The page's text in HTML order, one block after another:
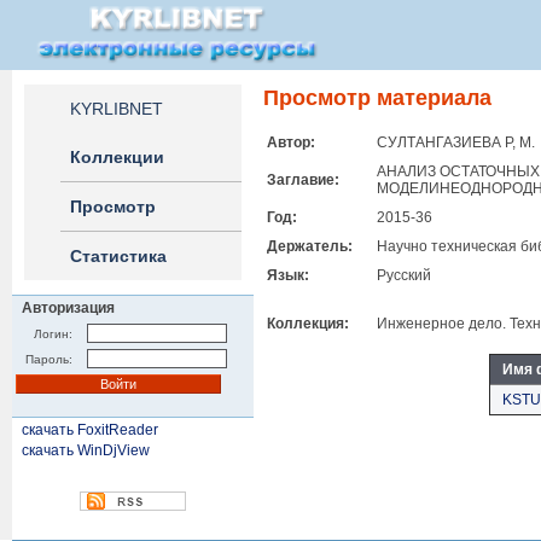
KYRLIBNET
Коллекции
Просмотр
Статистика
Авторизация
Логин:
Пароль:
скачать FoxitReader
скачать WinDjView
Просмотр материала
Автор: СУЛТАНГАЗИЕВА Р, М.
Заглавие:
АНАЛИЗ
Год:
2015-36
Держатель:
Научно техническая
Язык:
Русский
Коллекция: Инженерное дело.
Имя